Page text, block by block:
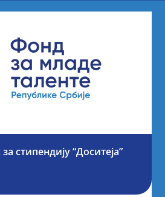
стипендију “Доситеја”